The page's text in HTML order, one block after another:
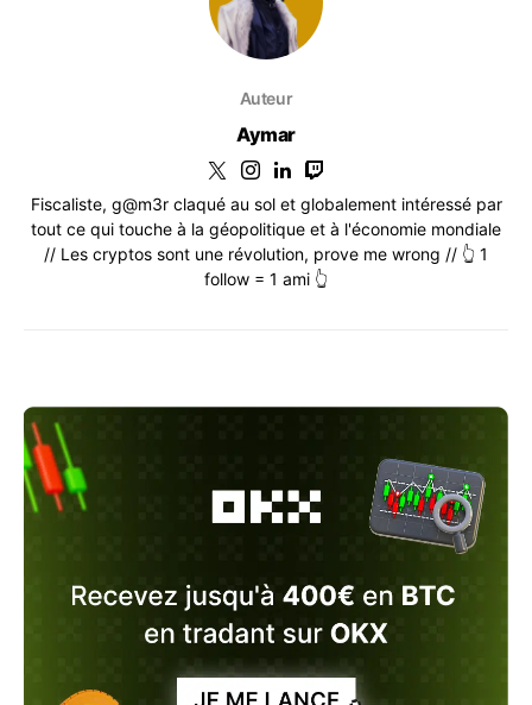
Auteur
Aymar
Fiscaliste, g@m3r claqué au sol et globalement intéressé par
tout ce qui touche à la géopolitique et à l'économie mondiale
// Les cryptos sont une révolution, prove me wrong // 👆 1
follow = 1 ami 👆